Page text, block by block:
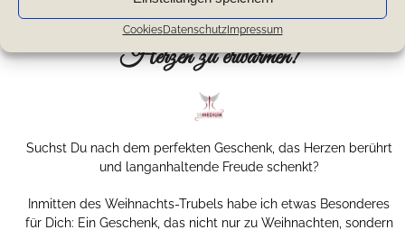
CookiesDatenschutzImpressum
Die Weihnachtszeit – eine Gelegenheit,
Herzen zu erwärmen!
Suchst Du nach dem perfekten Geschenk, das Herzen berührt
und langanhaltende Freude schenkt?
Inmitten des Weihnachts-Trubels habe ich etwas Besonderes
für Dich: Ein Geschenk, das nicht nur zu Weihnachten, sondern